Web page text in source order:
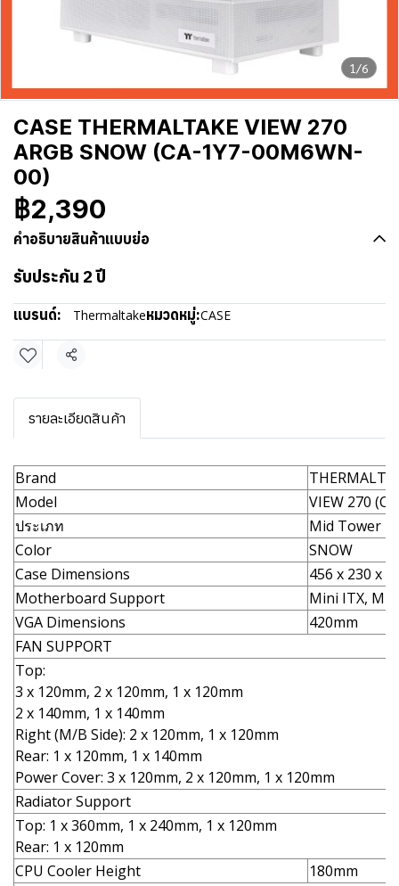
1/6
CASE THERMALTAKE VIEW 270
ARGB SNOW (CA-1Y7-00M6WN-
00)
฿2,390
คำอธิบายสินค้าแบบย่อ
รับประกัน 2 ปี
แบรนด์: Thermaltakeหมวดหมู่:CASE
แชร์
รายละเอียดสินค้า
Brand
Model
VIEW 270
ประเภท
Mid Tower
Color
SNOW
Case Dimensions
456 x 230 x
Motherboard Support
Mini ITX,
VGA Dimensions
420mm
FAN SUPPORT
Top:
3 x 120mm, 2 x 120mm, 1 x 120mm
2 x 140mm, 1 x 140mm
Right (M/B Side): 2 x 120mm, 1 x 120mm
Rear: 1 x 120mm, 1 x 140mm
Power Cover: 3 x 120mm, 2 x 120mm, 1 x 120mm
Radiator Support
Top: 1 x 360mm, 1 x 240mm, 1 x 120mm
Rear: 1 x 120mm
CPU Cooler Height
180mm